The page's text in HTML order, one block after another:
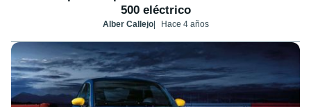
500 eléctrico
Alber Callejo Hace 4 años